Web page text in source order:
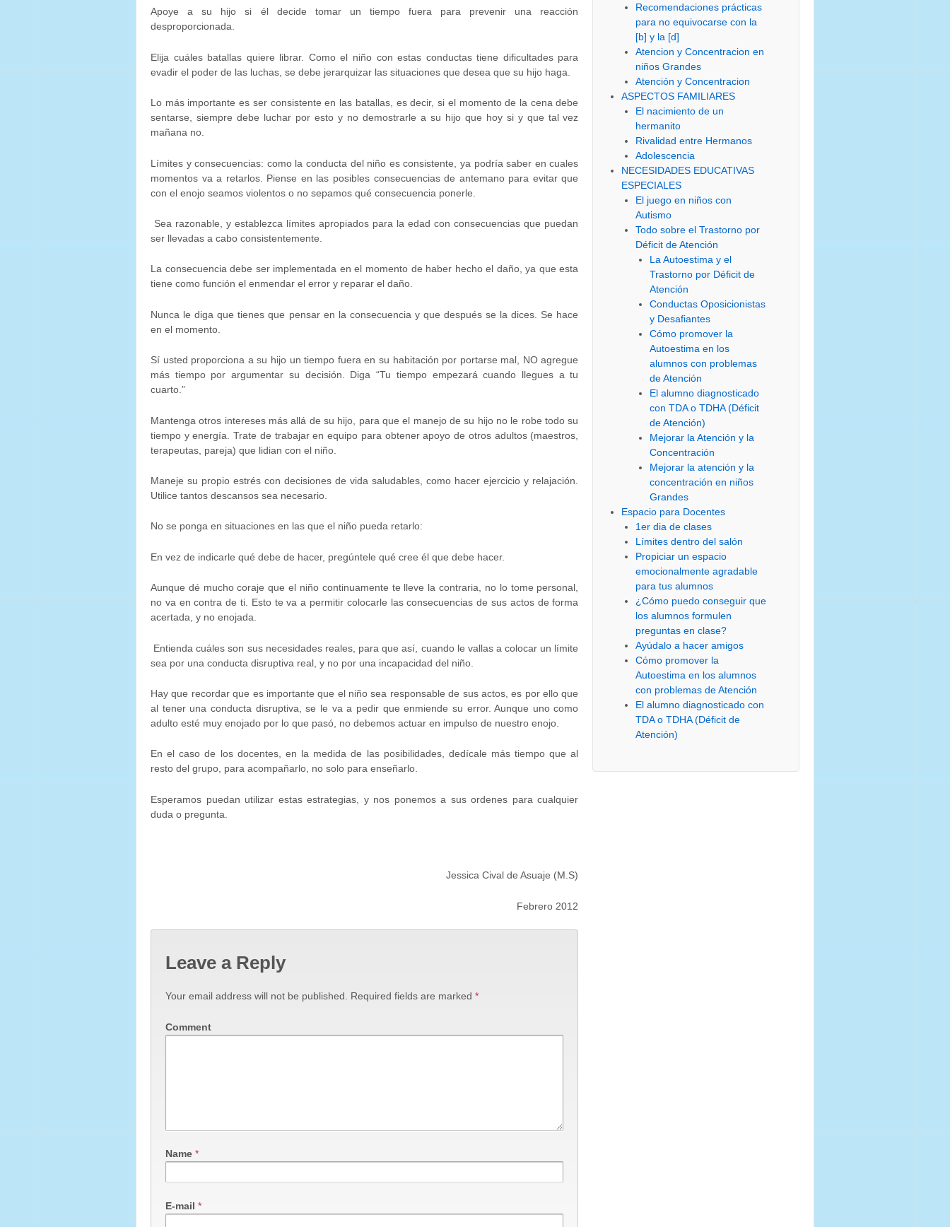
Apoye a su hijo si él decide tomar un tiempo fuera para prevenir una reacción
desproporcionada.
Elija cuáles batallas quiere librar. Como el niño con estas conductas tiene dificultades para
evadir el poder de las luchas, se debe jerarquizar las situaciones que desea que su hijo haga.
Lo más importante es ser consistente en las batallas, es decir, si el momento de la cena debe
sentarse, siempre debe luchar por esto y no demostrarle a su hijo que hoy si y que tal vez
mañana no.
Límites y consecuencias: como la conducta del niño es consistente, ya podría saber en cuales
momentos va a retarlos. Piense en las posibles consecuencias de antemano para evitar que
con el enojo seamos violentos o no sepamos qué consecuencia ponerle.
Sea razonable, y establezca límites apropiados para la edad con consecuencias que puedan
ser llevadas a cabo consistentemente.
La consecuencia debe ser implementada en el momento de haber hecho el daño, ya que esta
tiene como función el enmendar el error y reparar el daño.
Nunca le diga que tienes que pensar en la consecuencia y que después se la dices. Se hace
en el momento.
Sí usted proporciona a su hijo un tiempo fuera en su habitación por portarse mal, NO agregue
más tiempo por argumentar su decisión. Diga “Tu tiempo empezará cuando llegues a tu
cuarto.”
Mantenga otros intereses más allá de su hijo, para que el manejo de su hijo no le robe todo su
tiempo y energía. Trate de trabajar en equipo para obtener apoyo de otros adultos (maestros,
terapeutas, pareja) que lidian con el niño.
Maneje su propio estrés con decisiones de vida saludables, como hacer ejercicio y relajación.
Utilice tantos descansos sea necesario.
No se ponga en situaciones en las que el niño pueda retarlo:
En vez de indicarle qué debe de hacer, pregúntele qué cree él que debe hacer.
Aunque dé mucho coraje que el niño continuamente te lleve la contraria, no lo tome personal,
no va en contra de ti. Esto te va a permitir colocarle las consecuencias de sus actos de forma
acertada, y no enojada.
Entienda cuáles son sus necesidades reales, para que así, cuando le vallas a colocar un límite
sea por una conducta disruptiva real, y no por una incapacidad del niño.
Hay que recordar que es importante que el niño sea responsable de sus actos, es por ello que
al tener una conducta disruptiva, se le va a pedir que enmiende su error. Aunque uno como
adulto esté muy enojado por lo que pasó, no debemos actuar en impulso de nuestro enojo.
En el caso de los docentes, en la medida de las posibilidades, dedícale más tiempo que al
resto del grupo, para acompañarlo, no solo para enseñarlo.
Esperamos puedan utilizar estas estrategias, y nos ponemos a sus ordenes para cualquier
duda o pregunta.
Jessica Cival de Asuaje (M.S)
Febrero 2012
Leave a Reply
Your email address will not be published. Required fields are marked *
Comment
Name *
E-mail *
Recomendaciones prácticas
para no equivocarse con la
[b] y la [d]
Atencion y Concentracion en
niños Grandes
Atención y Concentracion
ASPECTOS FAMILIARES
El nacimiento de un
hermanito
Rivalidad entre Hermanos
Adolescencia
NECESIDADES EDUCATIVAS
ESPECIALES
El juego en niños con
Autismo
Todo sobre el Trastorno por
Déficit de Atención
La Autoestima y el
Trastorno por Déficit de
Atención
Conductas Oposicionistas
y Desafiantes
Cómo promover la
Autoestima en los
alumnos con problemas
de Atención
El alumno diagnosticado
con TDA o TDHA (Déficit
de Atención)
Mejorar la Atención y la
Concentración
Mejorar la atención y la
concentración en niños
Grandes
Espacio para Docentes
1er dia de clases
Límites dentro del salón
Propiciar un espacio
emocionalmente agradable
para tus alumnos
¿Cómo puedo conseguir que
los alumnos formulen
preguntas en clase?
Ayúdalo a hacer amigos
Cómo promover la
Autoestima en los alumnos
con problemas de Atención
El alumno diagnosticado con
TDA o TDHA (Déficit de
Atención)